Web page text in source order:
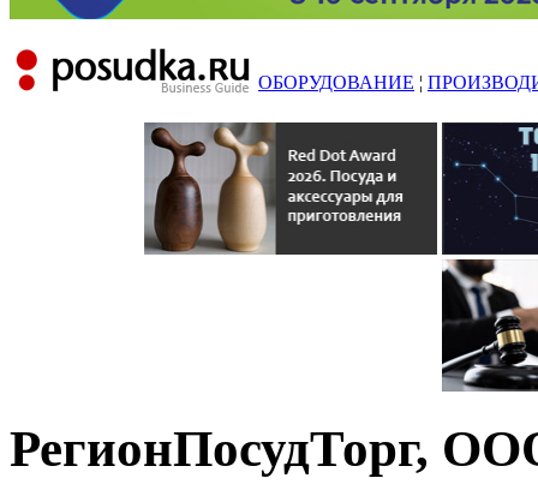
ОБОРУДОВАНИЕ ¦
РегионПосудТорг,